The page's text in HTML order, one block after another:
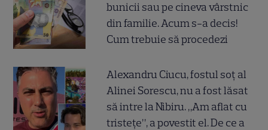
bunicii sau pe cineva vârstnic
din familie. Acum s-a decis!
Cum trebuie să procedezi
Alexandru Ciucu, fostul soț al
Alinei Sorescu, nu a fost lăsat
să intre la Nibiru. „Am aflat cu
tristețe”, a povestit el. De ce a